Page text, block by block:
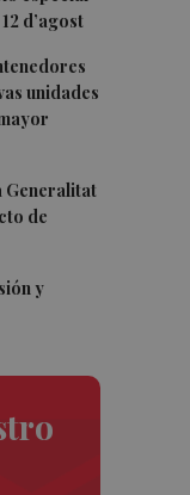
d’agost
unidades
Generalitat
de
y